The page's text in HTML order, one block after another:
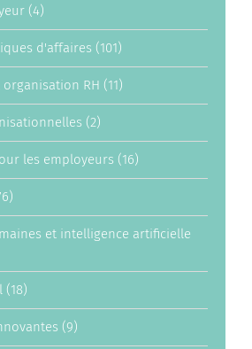
(4)
d'affaires (101)
RH (11)
(2)
les employeurs (16)
et intelligence artificielle
(18)
(9)